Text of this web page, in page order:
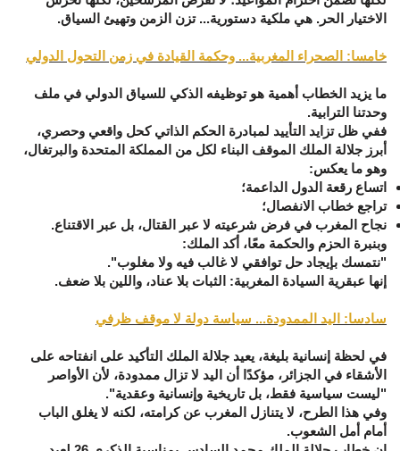
الاختيار الحر. هي ملكية دستورية... تزن الزمن وتهيئ السياق.
خامسا: الصحراء المغربية... وحكمة القيادة في زمن التحول الدولي
ما يزيد الخطاب أهمية هو توظيفه الذكي للسياق الدولي في ملف
وحدتنا الترابية.
ففي ظل تزايد التأييد لمبادرة الحكم الذاتي كحل واقعي وحصري،
أبرز جلالة الملك الموقف البناء لكل من المملكة المتحدة والبرتغال،
وهو ما يعكس:
اتساع رقعة الدول الداعمة؛
تراجع خطاب الانفصال؛
نجاح المغرب في فرض شرعيته لا عبر القتال، بل عبر الاقتناع.
وبنبرة الحزم والحكمة معًا، أكد الملك:
"نتمسك بإيجاد حل توافقي لا غالب فيه ولا مغلوب".
إنها عبقرية السيادة المغربية: الثبات بلا عناد، واللين بلا ضعف.
سادسا: اليد الممدودة... سياسة دولة لا موقف ظرفي
في لحظة إنسانية بليغة، يعيد جلالة الملك التأكيد على انفتاحه على
الأشقاء في الجزائر، مؤكدًا أن اليد لا تزال ممدودة، لأن الأواصر
"ليست سياسية فقط، بل تاريخية وإنسانية وعقدية".
وفي هذا الطرح، لا يتنازل المغرب عن كرامته، لكنه لا يغلق الباب
أمام أمل الشعوب.